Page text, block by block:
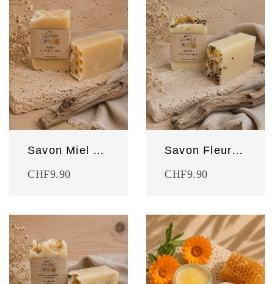
Savon Miel du Valais
CHF9.90
Savon Fleurs des Alpes
CHF9.90